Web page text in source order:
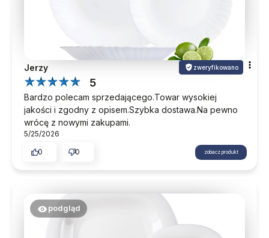
Jerzy zweryfikowano
5
Bardzo polecam sprzedającego.Towar wysokiej
jakości i zgodny z opisem.Szybka dostawa.Na pewno
wrócę z nowymi zakupami.
5/25/2026
0
0 zobacz produkt
podgląd